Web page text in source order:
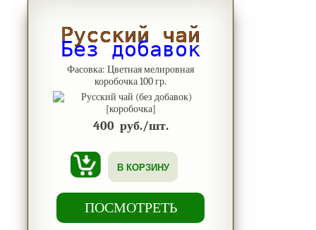
Русский чай
Без добавок
Фасовка: Цветная мелировная
коробочка 100 гр.
400 руб./шт.
В КОРЗИНУ
ПОСМОТРЕТЬ